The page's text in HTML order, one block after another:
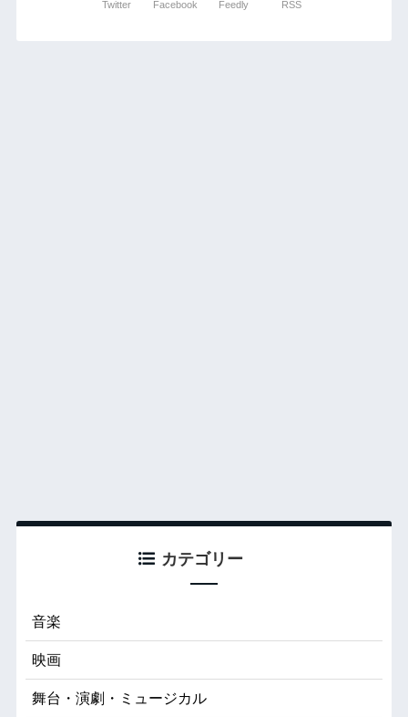
Twitter Facebook Feedly RSS
カテゴリー
音楽
映画
舞台・演劇・ミュージカル